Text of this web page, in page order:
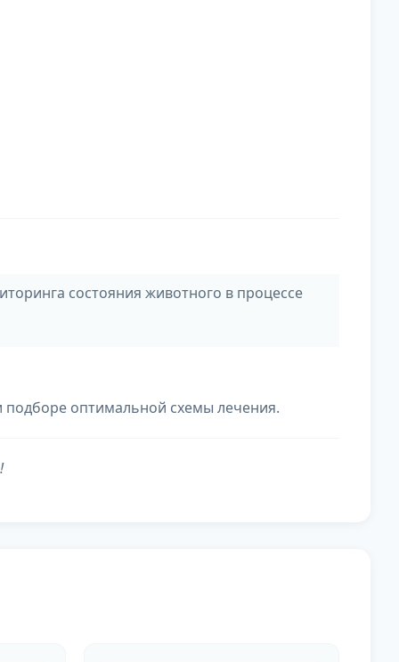
состояния животного в процессе
оптимальной схемы лечения.